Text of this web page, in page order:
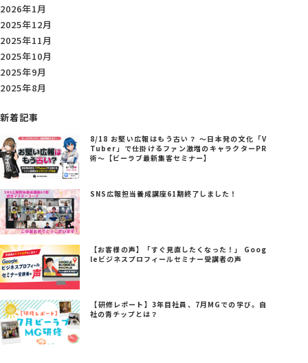
2026年1月
2025年12月
2025年11月
2025年10月
2025年9月
2025年8月
新着記事
8/18 お堅い広報はもう古い？ ～日本発の文化「V
Tuber」で仕掛けるファン激増のキャラクターPR
術～【ビーラブ最新集客セミナー】
SNS広報担当養成講座61期終了しました！
【お客様の声】「すぐ見直したくなった！」 Goog
leビジネスプロフィールセミナー受講者の声
【研修レポート】3年目社員、7月MGでの学び。自
社の青チップとは？